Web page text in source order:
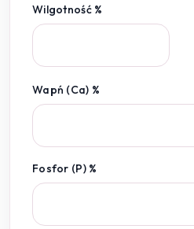
Wilgotność %
Wapń (Ca) %
Fosfor (P) %